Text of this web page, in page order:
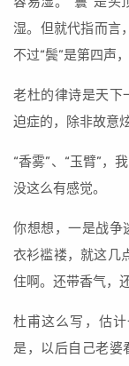
湿。但就代指而言
不过“鬓”是第四声
老杜的律诗是天下
迫症的，除非故意
“香雾”、“玉臂”，
没这么有感觉。
你想想，一是战争
衣衫褴褛，就这几
住啊。还带香气，
杜甫这么写，估
是，以后自己老婆